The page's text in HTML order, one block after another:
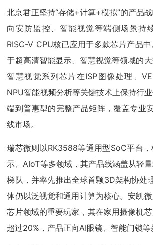
北京君正坚持“存储+计算+模拟”的产品
向安防监控、智能视觉等端侧场景持
RISC-V CPU核已应用于多款芯片产品
于超高清智能显示、智慧视觉等领域的
智慧视觉系列芯片在ISP图像处理、
NPU智能视频分析等关键技术上保持行
端到普惠型的完整产品矩阵，覆盖专业
线市场。
瑞芯微则以RK3588等通用型SoC平台
示、AIoT等多领域，其产品线涵盖从轻
梯队，并率先推出全球首颗3D架构协处
体仍以泛视觉和通用计算为核心。安凯
芯片领域的重要玩家，其在家用摄像机
超过20%，产品正向AI眼镜、智能门锁等